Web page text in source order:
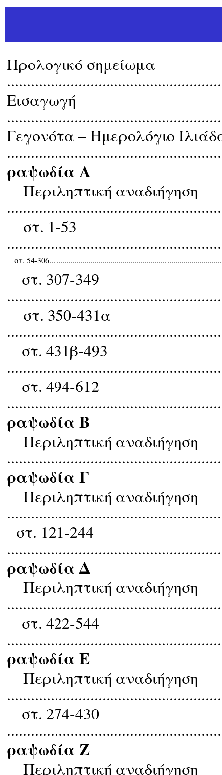
Προλογικό σημείωμα
Eισαγωγή
Γεγονότα – Hμερολόγιο
ραψωδία Α
Περιληπτική αναδιήγηση
στ. 1-53
στ. 54-
στ. 307-349
στ. 350-431α
στ. 431β-493
στ. 494-612
ραψωδία Β
Περιληπτική αναδιήγηση
ραψωδία Γ
Περιληπτική αναδιήγηση
στ. 121-244
ραψωδία Δ
Περιληπτική αναδιήγηση
στ. 422-544
ραψωδία Ε
Περιληπτική αναδιήγηση
στ. 274-430
ραψωδία Ζ
Περιληπτική αναδιήγηση